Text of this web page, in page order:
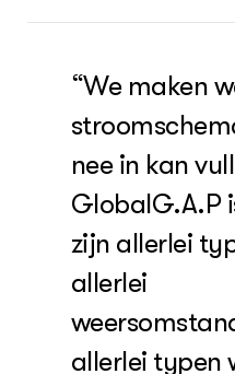
“We maken
nee in kan
GlobalG.A.P
zijn allerlei
allerlei
allerlei typen